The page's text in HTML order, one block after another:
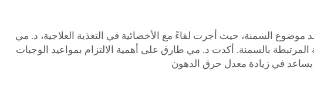
موضوع السمنة، حيث أجرت لقاءً مع الأخصائية في التغذية العلاجية، د. مي
بالسمنة. أكدت د. مي طارق على أهمية الالتزام بمواعيد الوجبات